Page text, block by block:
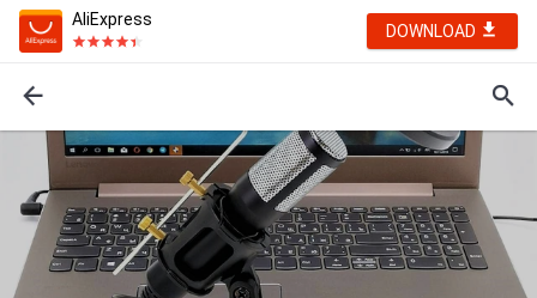
AliExpress
DOWNLOAD